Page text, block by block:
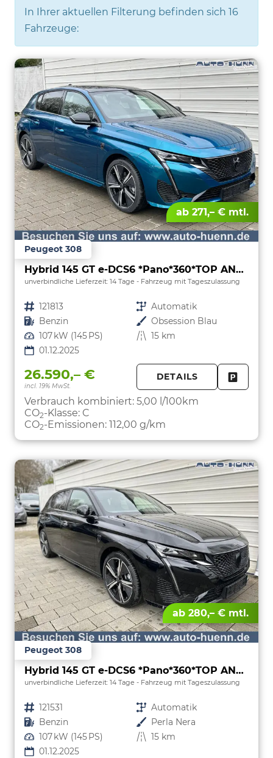
In Ihrer aktuellen Filterung befinden sich 16
Fahrzeuge:
ab 271,– € mtl.
Peugeot 308
Hybrid 145 GT e-DCS6 *Pano*360*TOP ANGEBOT
unverbindliche Lieferzeit: 14 Tage Fahrzeug mit Tageszulassung
Fahrzeugnr. 121813 Getriebe Automatik
Kraftstoff Benzin Außenfarbe Obsession Blau
Leistung 107 kW (145 PS) Kilometerstand 15 km
01.12.2025
26.590,– €
incl. 19% MwSt.
DETAILS
Verbrauch kombiniert: 5,00 l/100km
CO2-Klasse: C
CO2-Emissionen: 112,00 g/km
ab 280,– € mtl.
Peugeot 308
Hybrid 145 GT e-DCS6 *Pano*360*TOP ANGEBOT
unverbindliche Lieferzeit: 14 Tage Fahrzeug mit Tageszulassung
Fahrzeugnr. 121531 Getriebe Automatik
Kraftstoff Benzin Außenfarbe Perla Nera
Leistung 107 kW (145 PS) Kilometerstand 15 km
01.12.2025